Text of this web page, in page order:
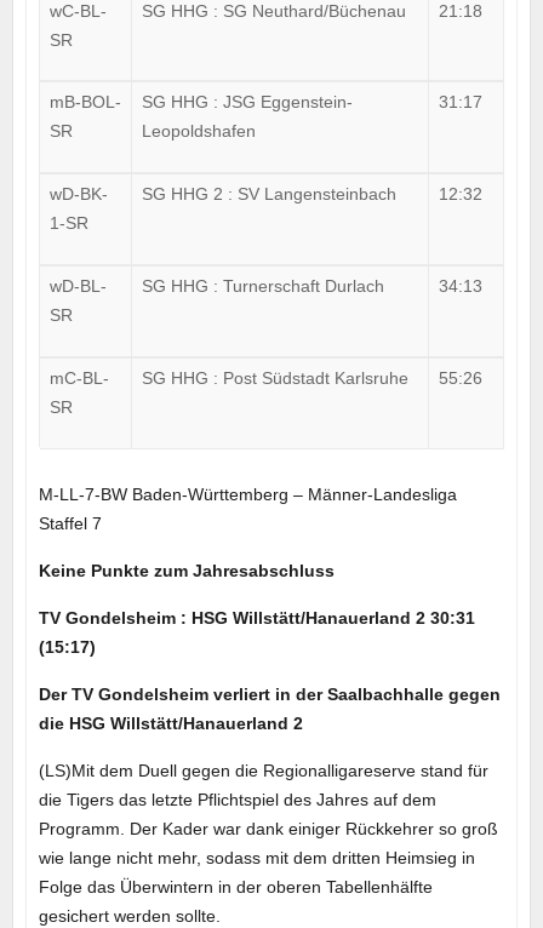
wC-BL-
SR
SG HHG : SG Neuthard/Büchenau 21:18
mB-BOL-
SR
SG HHG : JSG Eggenstein-
Leopoldshafen
31:17
wD-BK-
1-SR
SG HHG 2 : SV Langensteinbach 12:32
wD-BL-
SR
SG HHG : Turnerschaft Durlach 34:13
mC-BL-
SR
SG HHG : Post Südstadt Karlsruhe 55:26
M-LL-7-BW Baden-Württemberg – Männer-Landesliga
Staffel 7
Keine Punkte zum Jahresabschluss
TV Gondelsheim : HSG Willstätt/Hanauerland 2 30:31
(15:17)
Der TV Gondelsheim verliert in der Saalbachhalle gegen
die HSG Willstätt/Hanauerland 2
(LS)Mit dem Duell gegen die Regionalligareserve stand für
die Tigers das letzte Pflichtspiel des Jahres auf dem
Programm. Der Kader war dank einiger Rückkehrer so groß
wie lange nicht mehr, sodass mit dem dritten Heimsieg in
Folge das Überwintern in der oberen Tabellenhälfte
gesichert werden sollte.